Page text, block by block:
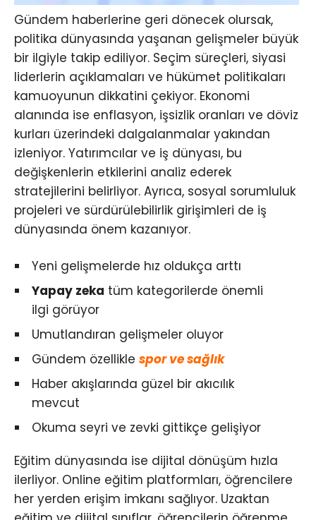
Gündem haberlerine geri dönecek olursak,
politika dünyasında yaşanan gelişmeler büyük
bir ilgiyle takip ediliyor. Seçim süreçleri, siyasi
liderlerin açıklamaları ve hükümet politikaları
kamuoyunun dikkatini çekiyor. Ekonomi
alanında ise enflasyon, işsizlik oranları ve döviz
kurları üzerindeki dalgalanmalar yakından
izleniyor. Yatırımcılar ve iş dünyası, bu
değişkenlerin etkilerini analiz ederek
stratejilerini belirliyor. Ayrıca, sosyal sorumluluk
projeleri ve sürdürülebilirlik girişimleri de iş
dünyasında önem kazanıyor.
Yeni gelişmelerde hız oldukça arttı
Yapay zeka tüm kategorilerde önemli
ilgi görüyor
Umutlandıran gelişmeler oluyor
Gündem özellikle spor ve sağlık
Haber akışlarında güzel bir akıcılık
mevcut
Okuma seyri ve zevki gittikçe gelişiyor
Eğitim dünyasında ise dijital dönüşüm hızla
ilerliyor. Online eğitim platformları, öğrencilere
her yerden erişim imkanı sağlıyor. Uzaktan